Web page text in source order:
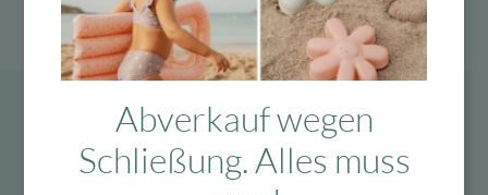
Abverkauf wegen
Schließung. Alles muss